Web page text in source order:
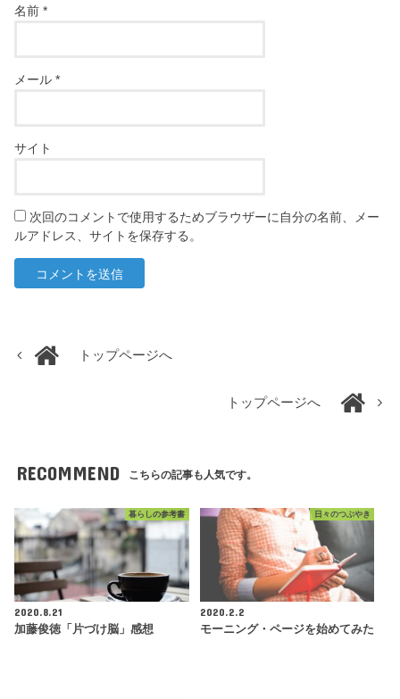
名前*
メール*
サイト
次回のコメントで使用するためブラウザーに自分の名前、メー
ルアドレス、サイトを保存する。
トップページへ
トップページへ
RECOMMEND こちらの記事も人気です。
暮らしの参考書
2020.8.21
加藤俊徳「片づけ脳」感想
日々のつぶやき
2020.2.2
モーニング・ページを始めてみた